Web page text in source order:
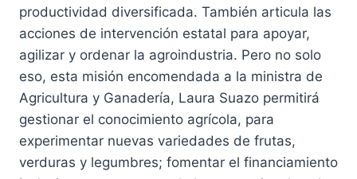
productividad diversificada. También articula las
acciones de intervención estatal para apoyar,
agilizar y ordenar la agroindustria. Pero no solo
eso, esta misión encomendada a la ministra de
Agricultura y Ganadería, Laura Suazo permitirá
gestionar el conocimiento agrícola, para
experimentar nuevas variedades de frutas,
verduras y legumbres; fomentar el financiamiento